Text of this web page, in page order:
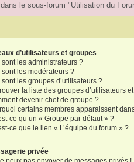
le sous-forum "Utilisation du
d’utilisateurs et groupes
sont les administrateurs ?
sont les modérateurs ?
sont les groupes d’utilisateurs ?
la liste des groupes d’utilisateurs
devenir chef de groupe ?
certains membres apparaissent
ce qu’un « Groupe par défaut » ?
ce que le lien « L’équipe du forum » ?
privée